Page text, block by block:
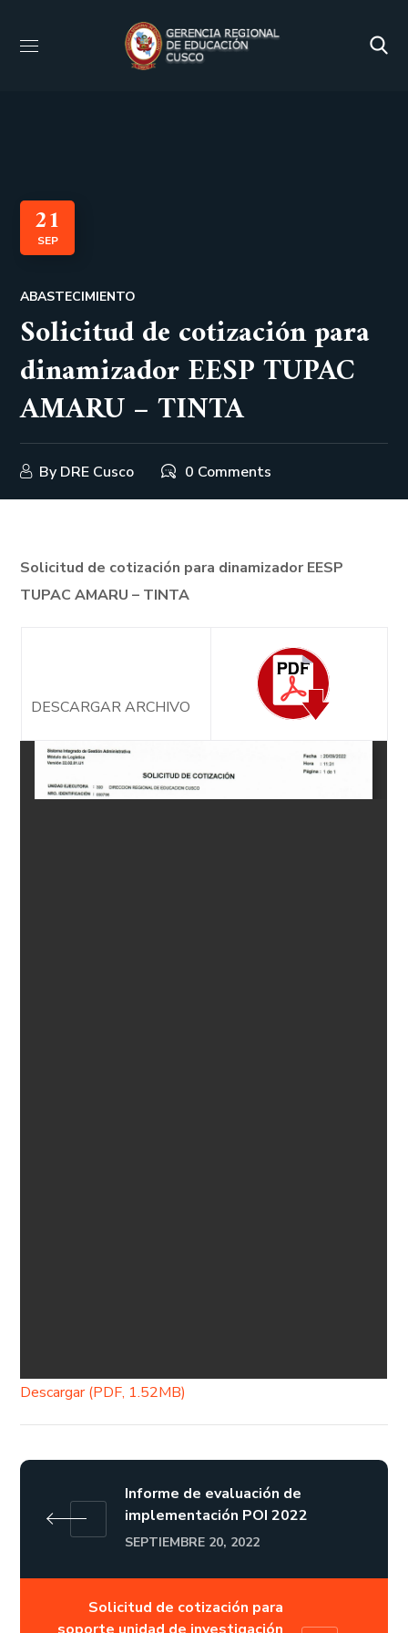
21
SEP
ABASTECIMIENTO
Solicitud de cotización para
dinamizador EESP TUPAC
AMARU – TINTA
By DRE Cusco 0 Comments
Solicitud de cotización para dinamizador EESP
TUPAC AMARU – TINTA
DESCARGAR ARCHIVO
Descargar (PDF, 1.52MB)
Informe de evaluación de
implementación POI 2022
SEPTIEMBRE 20, 2022
Solicitud de cotización para